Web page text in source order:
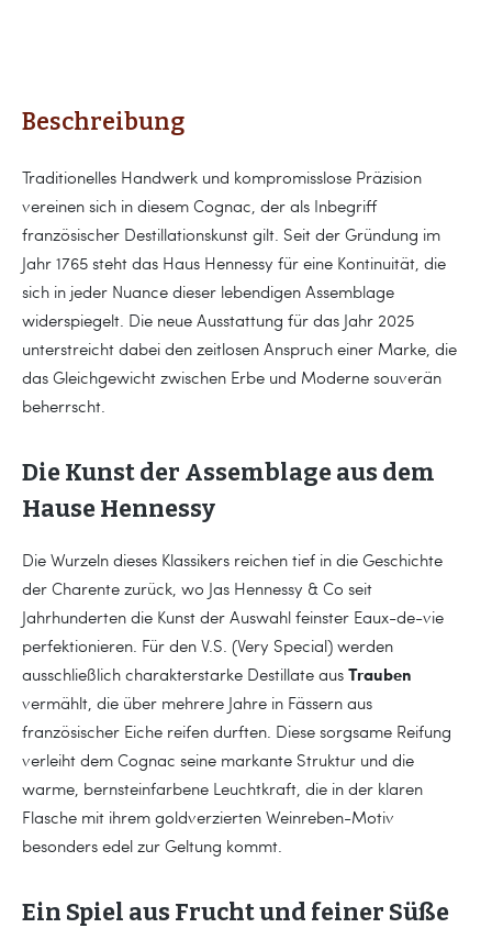
Beschreibung
Traditionelles Handwerk und kompromisslose Präzision
vereinen sich in diesem Cognac, der als Inbegriff
französischer Destillationskunst gilt. Seit der Gründung im
Jahr 1765 steht das Haus Hennessy für eine Kontinuität, die
sich in jeder Nuance dieser lebendigen Assemblage
widerspiegelt. Die neue Ausstattung für das Jahr 2025
unterstreicht dabei den zeitlosen Anspruch einer Marke, die
das Gleichgewicht zwischen Erbe und Moderne souverän
beherrscht.
Die Kunst der Assemblage aus dem
Hause Hennessy
Die Wurzeln dieses Klassikers reichen tief in die Geschichte
der Charente zurück, wo Jas Hennessy & Co seit
Jahrhunderten die Kunst der Auswahl feinster Eaux-de-vie
perfektionieren. Für den V.S. (Very Special) werden
ausschließlich charakterstarke Destillate aus Trauben
vermählt, die über mehrere Jahre in Fässern aus
französischer Eiche reifen durften. Diese sorgsame Reifung
verleiht dem Cognac seine markante Struktur und die
warme, bernsteinfarbene Leuchtkraft, die in der klaren
Flasche mit ihrem goldverzierten Weinreben-Motiv
besonders edel zur Geltung kommt.
Ein Spiel aus Frucht und feiner Süße